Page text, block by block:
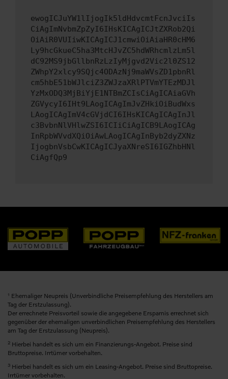
ewogICJuYW1lIjogIk5ldHdvcmtFcnJvciIs
CiAgImNvbmZpZyI6IHsKICAgICJtZXRob2Qi
OiAiR0VUIiwKICAgICJ1cmwiOiAiaHR0cHM6
Ly9hcGkueC5ha3MtcHJvZC5hdWRhcmlzLm5l
dC92MS9jbGllbnRzLzIyMjgvd2Vic2l0ZS12
ZWhpY2xlcy9SQjc4ODAzNj9maWVsZD1pbnRl
cm5hbE51bWJlciZ3ZWJzaXRlPTVmYTEzMDJl
YzMxODQ3MjBiYjE1NTBmZCIsCiAgICAiaGVh
ZGVycyI6IHt9LAogICAgImJvZHkiOiBudWxs
LAogICAgImV4cGVjdCI6IHsKICAgICAgInJl
c3BvbnNlVHlwZSI6ICIiCiAgICB9LAogICAg
InRpbWVvdXQiOiAwLAogICAgInByb2dyZXNz
IjogbnVsbCwKICAgICJyaXNreSI6IGZhbHNl
CiAgfQp9
1 Ehemaliger Neupreis (Unverbindliche Preisempfehlung des Herstellers am
Tag der Erstzulassung).
Der errechnete Preisvorteil sowie die angegebene Ersparnis errechnet sich
gegenüber der ehemaligen unverbindlichen Preisempfehlung des Herstellers
am Tag der Erstzulassung (Neupreis).
2 Hierbei handelt es sich um ein Finanzierungs-Angebot. Preise sind
Bruttopreise. Irrtümer vorbehalten.
3 Hierbei handelt es sich um ein Leasing-Angebot. Preise sind Bruttopreise.
Irrtümer vorbehalten.